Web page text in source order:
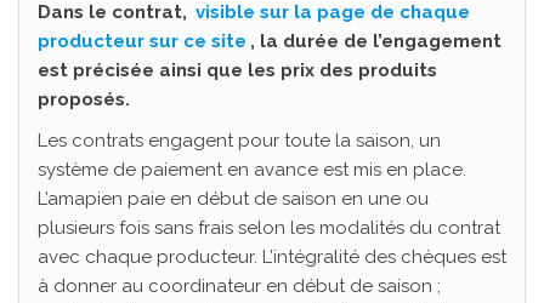
Dans le contrat, visible sur la page de chaque
producteur sur ce site , la durée de l’engagement
est précisée ainsi que les prix des produits
proposés.
Les contrats engagent pour toute la saison, un
système de paiement en avance est mis en place.
L’amapien paie en début de saison en une ou
plusieurs fois sans frais selon les modalités du contrat
avec chaque producteur. L’intégralité des chèques est
à donner au coordinateur en début de saison ;